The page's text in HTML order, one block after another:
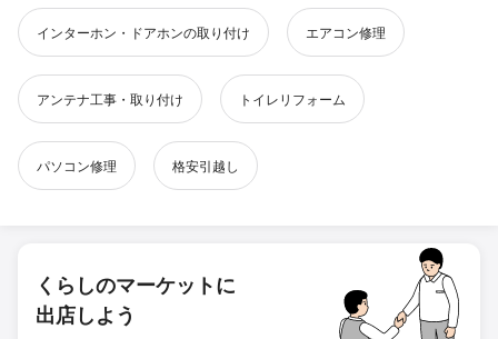
インターホン・ドアホンの取り付け エアコン修理
アンテナ工事・取り付け トイレリフォーム
パソコン修理 格安引越し
くらしのマーケットに
出店しよう